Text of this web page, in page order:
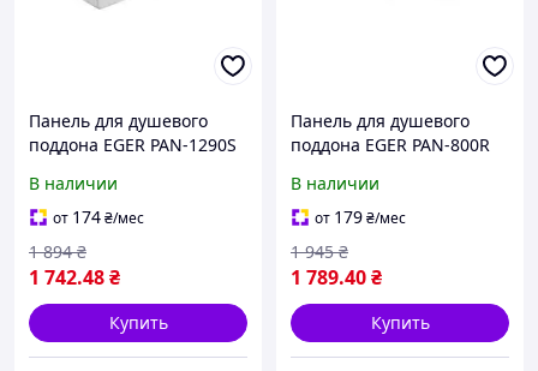
Панель для душевого
поддона EGER PAN-1290S
В наличии
от 174₴/мес
1 742.48₴
1 894 ₴
Купить
Панель для душевого
поддона EGER PAN-800R
В наличии
от 179₴/мес
1 789.40₴
1 945 ₴
Купить